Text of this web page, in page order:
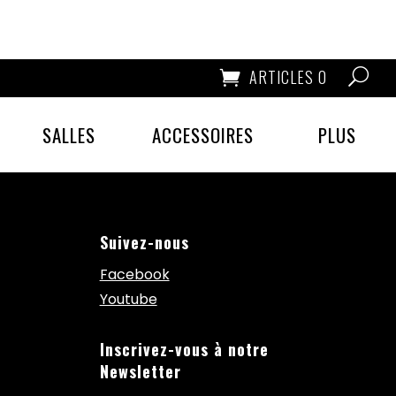
ARTICLES 0
SALLES ACCESSOIRES PLUS
Suivez-nous
Facebook
Youtube
Inscrivez-vous à notre
Newsletter